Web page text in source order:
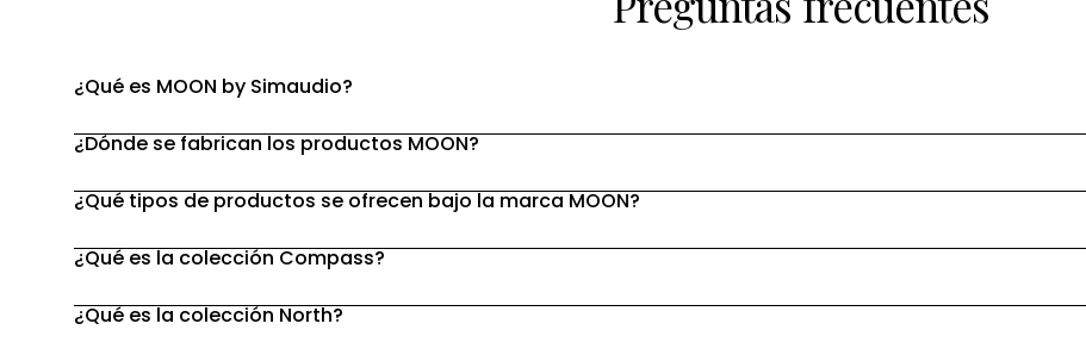
¿Qué es MOON by Simaudio?
¿Dónde se fabrican los productos MOON?
¿Qué tipos de productos se ofrecen bajo la marca MOON?
¿Qué es la colección Compass?
¿Qué es la colección North?